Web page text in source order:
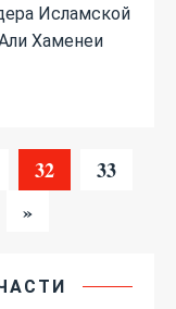
Исламской
Хаменеи
32
33
»